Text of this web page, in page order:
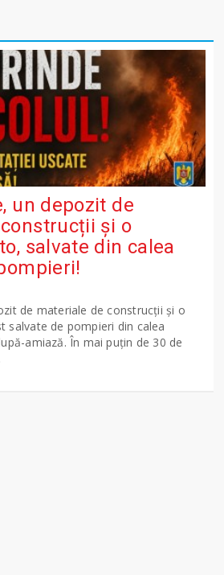
un depozit de
și o
salvate din calea
de materiale de construcții și o
salvate de pompieri din calea
amiază. În mai puțin de 30 de